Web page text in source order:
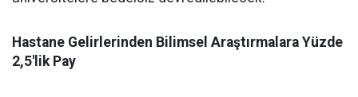
​Hastane Gelirlerinden Bilimsel Araştırmalara Yüzde
2,5'lik Pay